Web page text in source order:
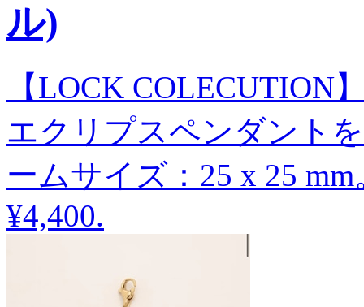
ル)
【LOCK
エクリプスペンダント
ームサイズ：25 x 25
¥4,400.